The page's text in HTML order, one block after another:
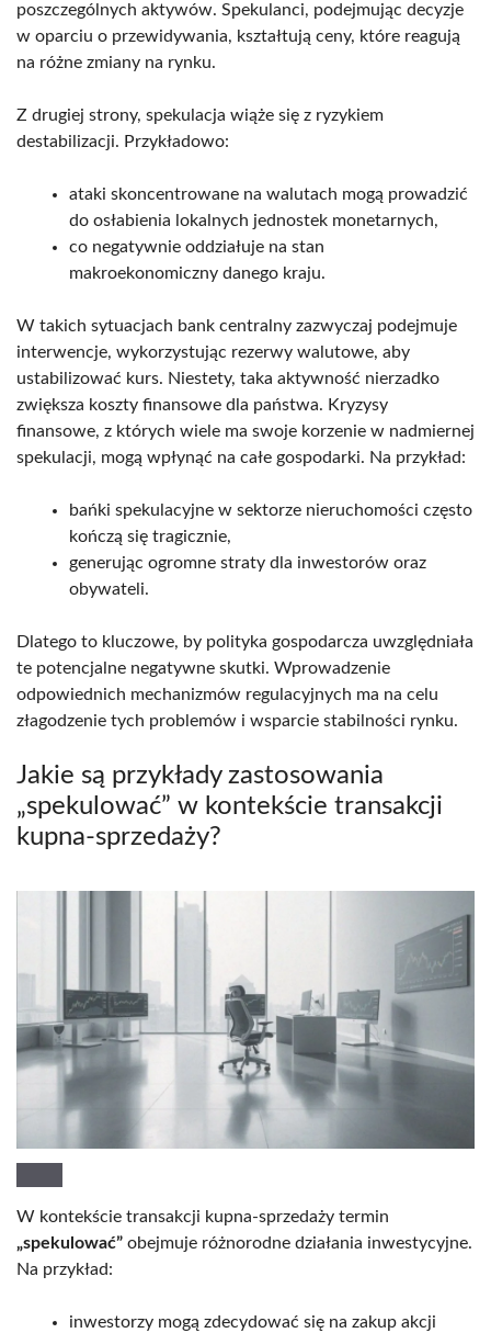
poszczególnych aktywów. Spekulanci, podejmując decyzje
w oparciu o przewidywania, kształtują ceny, które reagują
na różne zmiany na rynku.
Z drugiej strony, spekulacja wiąże się z ryzykiem
destabilizacji. Przykładowo:
ataki skoncentrowane na walutach mogą prowadzić
do osłabienia lokalnych jednostek monetarnych,
co negatywnie oddziałuje na stan
makroekonomiczny danego kraju.
W takich sytuacjach bank centralny zazwyczaj podejmuje
interwencje, wykorzystując rezerwy walutowe, aby
ustabilizować kurs. Niestety, taka aktywność nierzadko
zwiększa koszty finansowe dla państwa. Kryzysy
finansowe, z których wiele ma swoje korzenie w nadmiernej
spekulacji, mogą wpłynąć na całe gospodarki. Na przykład:
bańki spekulacyjne w sektorze nieruchomości często
kończą się tragicznie,
generując ogromne straty dla inwestorów oraz
obywateli.
Dlatego to kluczowe, by polityka gospodarcza uwzględniała
te potencjalne negatywne skutki. Wprowadzenie
odpowiednich mechanizmów regulacyjnych ma na celu
złagodzenie tych problemów i wsparcie stabilności rynku.
Jakie są przykłady zastosowania
„spekulować” w kontekście transakcji
kupna-sprzedaży?
W kontekście transakcji kupna-sprzedaży termin
„spekulować” obejmuje różnorodne działania inwestycyjne.
Na przykład:
inwestorzy mogą zdecydować się na zakup akcji